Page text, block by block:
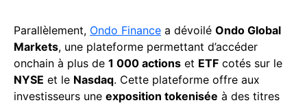
Parallèlement, Ondo Finance a dévoilé Ondo Global
Markets, une plateforme permettant d’accéder
onchain à plus de 1 000 actions et ETF cotés sur le
NYSE et le Nasdaq. Cette plateforme offre aux
investisseurs une exposition tokenisée à des titres